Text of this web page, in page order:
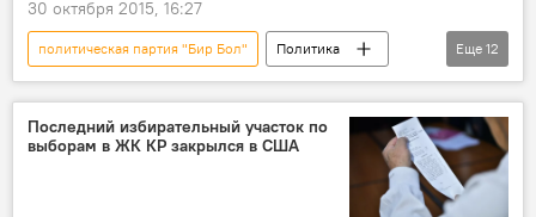
Создание коалиции парламентского большинства
30 октября 2015, 16:27
политическая партия "Бир Бол"
Политика
Новости
Кыргызстан
Алмазбек Атамбаев
Алтынбек Сулайманов
СДПК
партия "Ата Мекен"
Еще 12
Последний избирательный участок по
выборам в ЖК КР закрылся в США